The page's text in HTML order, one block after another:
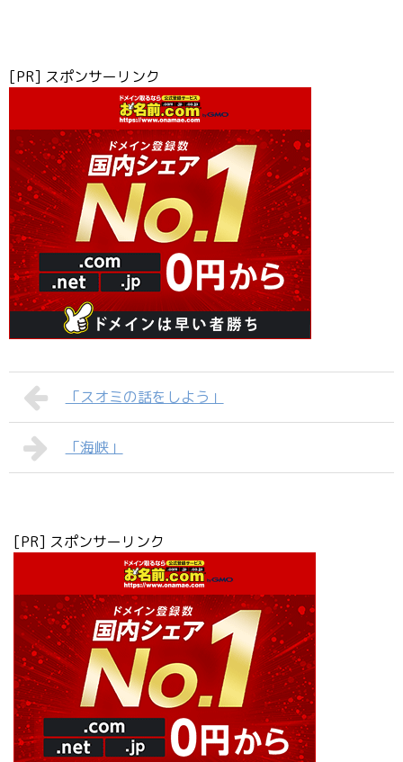
[PR] スポンサーリンク
「スオミの話をしよう」
「海峡」
[PR] スポンサーリンク